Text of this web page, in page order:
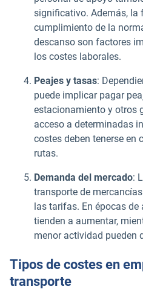
significativo. Además, la
cumplimiento de la
descanso son factores
los costes laborales.
Peajes y tasas:
puede implicar pagar
estacionamiento y otros
acceso a determinadas
costes deben tenerse en
rutas.
Demanda del mercado:
transporte de
las tarifas. En épocas
tienden a aumentar,
menor actividad pueden
Tipos de costes en
transporte